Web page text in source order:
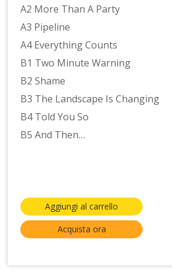
A2 More Than A Party
A3 Pipeline
A4 Everything Counts
B1 Two Minute Warning
B2 Shame
B3 The Landscape Is Changing
B4 Told You So
B5 And Then…
Aggiungi al carrello
Acquista ora